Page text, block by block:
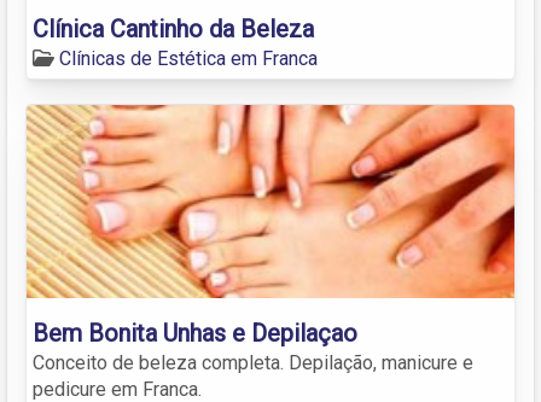
Clínica Cantinho da Beleza
Clínicas de Estética em Franca
Bem Bonita Unhas e Depilaçao
Conceito de beleza completa. Depilação, manicure e
pedicure em Franca.